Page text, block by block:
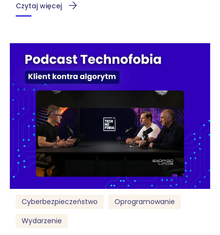
Czytaj więcej
Cyberbezpieczeństwo
Oprogramowanie
Wydarzenie